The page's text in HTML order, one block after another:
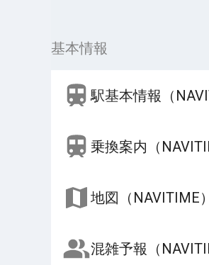
基本情報
駅基本情報（
乗換案内（
地図（NAVITIME）
混雑予報（